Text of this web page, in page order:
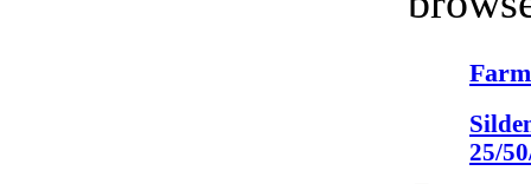
25/